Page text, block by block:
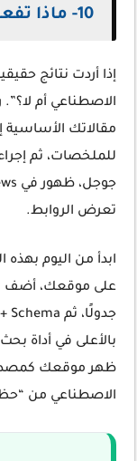
10- ماذا تفعل الآن خطوة بخطوة؟
إذا أردت نتائج
الاصطناعي أم
مقالاتك الأساسية
للملخصات، ثم
تعرض الروابط.
على موقعك، أضف
بالأعلى في أداة
ظهر موقعك كمصدر.
الاصطناعي من